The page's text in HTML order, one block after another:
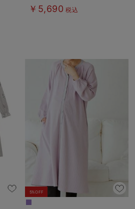
フ
く使える】
￥5,690 税込
5%OFF